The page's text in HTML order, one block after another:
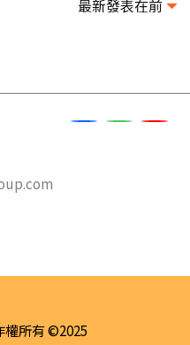
最新發表在前
權所有 ©2025